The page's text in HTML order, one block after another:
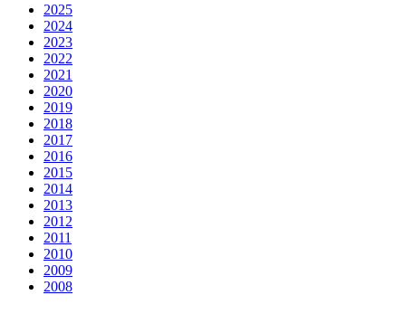
2025
2024
2023
2022
2021
2020
2019
2018
2017
2016
2015
2014
2013
2012
2011
2010
2009
2008